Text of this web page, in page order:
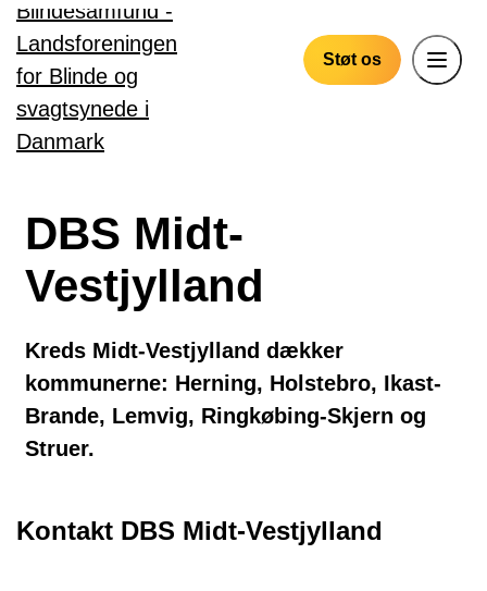
Gå til hovedindhold
Støt os
DBS Midt-
Vestjylland
Kreds Midt-Vestjylland dækker
kommunerne: Herning, Holstebro, Ikast-
Brande, Lemvig, Ringkøbing-Skjern og
Struer.
Kontakt DBS Midt-Vestjylland